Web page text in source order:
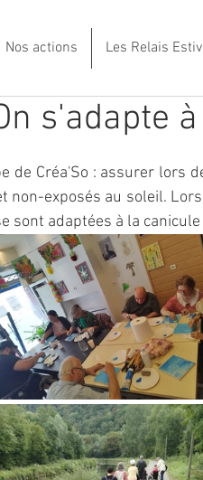
Nos actions Les Relais
s'adapte
de Créa'So : assurer lors
non-exposés au soleil.
sont adaptées à la canicule